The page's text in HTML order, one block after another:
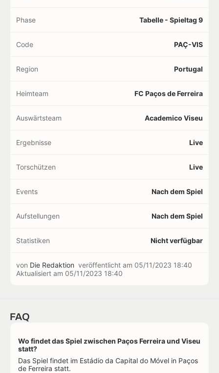
Phase Tabelle - Spieltag 9
Code PAÇ-VIS
Region Portugal
Heimteam FC Paços de Ferreira
Auswärtsteam Academico Viseu
Ergebnisse Live
Torschützen Live
Events Nach dem Spiel
Aufstellungen Nach dem Spiel
Statistiken Nicht verfügbar
von Die Redaktion veröffentlicht am 05/11/2023 18:40
Aktualisiert am 05/11/2023 18:40
FAQ
Wo findet das Spiel zwischen Paços Ferreira und Viseu
statt?
Das Spiel findet im Estádio da Capital do Móvel in Paços
de Ferreira statt.